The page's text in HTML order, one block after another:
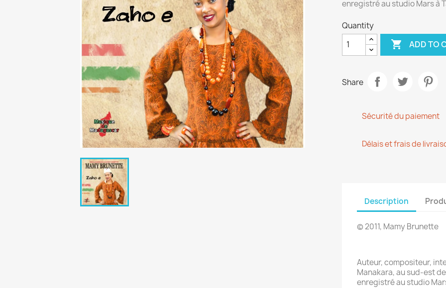
enregistré au studio Mars à
Quantity
 ADD TO
Share
Sécurité du paiement
Délais et frais de
Description
©2011, Mamy Brunette
Auteur, compositeur,
Manakara, au sud-est
enregistré au studio